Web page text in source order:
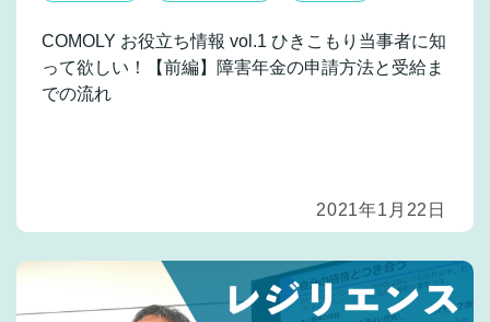
COMOLY お役立ち情報 vol.1 ひきこもり当事者に知
って欲しい！【前編】障害年金の申請方法と受給ま
での流れ
2021年1月22日